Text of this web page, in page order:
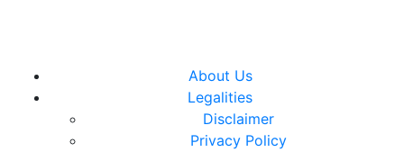
Close
Menu
About Us
Legalities
Disclaimer
Privacy Policy